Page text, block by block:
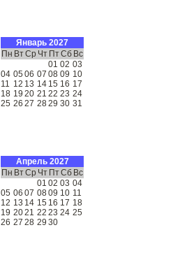
Январь 2027
Пн ВтСр Чт ПтСб Вс
01 02 03
04 05 06 07 08 09 10
11 12 13 14 15 16 17
18 19 20 21 22 23 24
25 26 27 2829 30 31
Апрель 2027
Пн ВтСр Чт ПтСб Вс
01 02 03 04
05 06 07 0809 10 11
12 13 14 15 16 17 18
19 2021 22 23 24 25
26 27 28 29 30